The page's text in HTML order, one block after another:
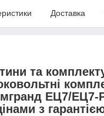
Доставка
та
ЕЦ7/ЕЦ7-
з